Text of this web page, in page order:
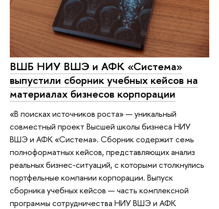
ВШБ НИУ ВШЭ и АФК «Система»
выпустили сборник учебных кейсов на
материалах бизнесов корпорации
«В поисках источников роста» — уникальный
совместный проект Высшей школы бизнеса НИУ
ВШЭ и АФК «Система». Сборник содержит семь
полноформатных кейсов, представляющих анализ
реальных бизнес-ситуаций, с которыми столкнулись
портфельные компании корпорации. Выпуск
сборника учебных кейсов — часть комплексной
программы сотрудничества НИУ ВШЭ и АФК